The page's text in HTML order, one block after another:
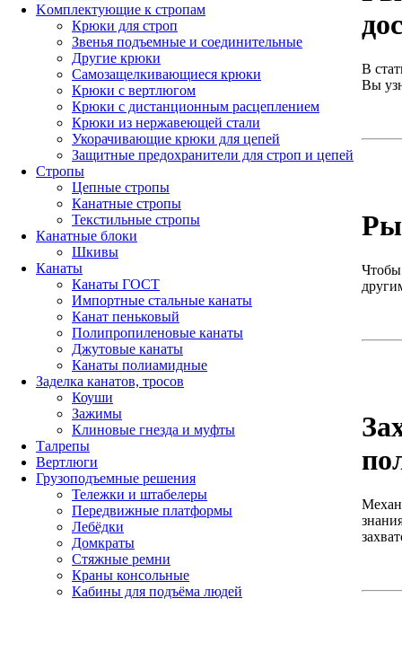
Kомплектующие к стропам
Крюки для строп
Звенья подъемные и соединительные
Другие крюки
Самозащелкивающиеся крюки
Крюки с вертлюгом
Крюки с дистанционным расцеплением
Крюки из нержавеющей стали
Укорачивающие крюки для цепей
Защитные предохранители для строп и цепей
Стропы
Цепные стропы
Канатные стропы
Текстильные стропы
Канатные блоки
Шкивы
Канаты
Канаты ГОСТ
Импортные стальные канаты
Канат пеньковый
Полипропиленовые канаты
Джутовые канаты
Канаты полиамидные
Заделка канатов, тросов
Коуши
Зажимы
Клиновые гнезда и муфты
Талрепы
Вертлюги
Грузоподъемные решения
Тележки и штабелеры
Передвижные платформы
Лебёдки
Домкраты
Стяжные ремни
Краны консольные
Кабины для подъёма людей
В
Вы
Чтобы